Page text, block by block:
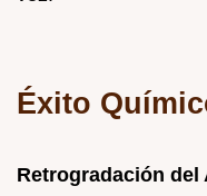
Éxito
Retrogradación del